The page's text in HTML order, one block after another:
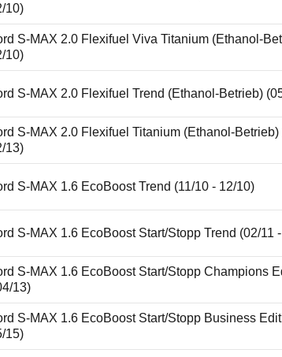
10)
S-MAX 2.0 Flexifuel Viva Titanium (Ethanol-
10)
S-MAX 2.0 Flexifuel Trend (Ethanol-Betrieb)
S-MAX 2.0 Flexifuel Titanium (Ethanol-Betrieb)
13)
S-MAX 1.6 EcoBoost Trend (11/10 - 12/10)
S-MAX 1.6 EcoBoost Start/Stopp Trend (02/11
S-MAX 1.6 EcoBoost Start/Stopp Champions
13)
S-MAX 1.6 EcoBoost Start/Stopp Business
15)